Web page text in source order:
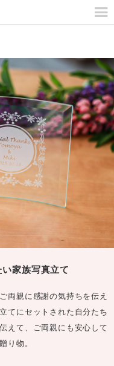
家族写真立て
両親に感謝の気持ちを伝え
てにセットされた自分たち
えて、ご両親にも安心して
り物。